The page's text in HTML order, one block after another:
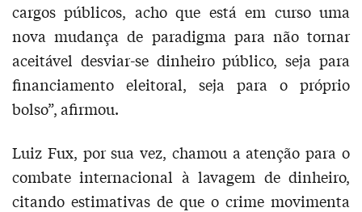
cargos públicos, acho que está em curso uma
nova mudança de paradigma para não tornar
aceitável desviar-se dinheiro público, seja para
financiamento eleitoral, seja para o próprio
bolso”, afirmou.
Luiz Fux, por sua vez, chamou a atenção para o
combate internacional à lavagem de dinheiro,
citando estimativas de que o crime movimenta